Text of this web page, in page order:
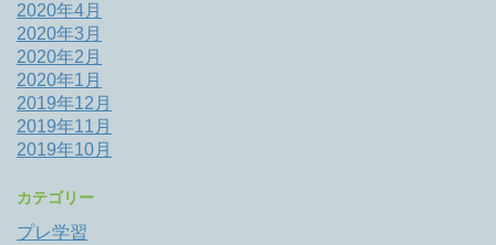
2020年4月
2020年3月
2020年2月
2020年1月
2019年12月
2019年11月
2019年10月
カテゴリー
プレ学習